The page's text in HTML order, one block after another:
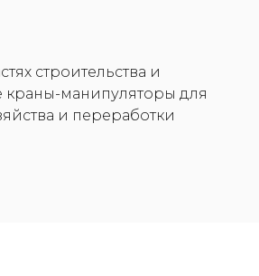
строительства и
краны-манипуляторы для
и переработки